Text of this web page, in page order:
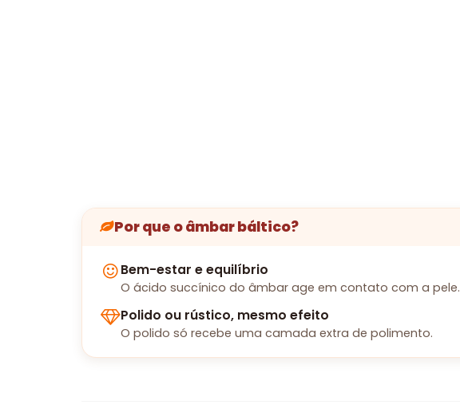
Por que o âmbar báltico?
Bem-estar e equilíbrio
O ácido succínico do âmbar age em contato com a pele.
Polido ou rústico, mesmo efeito
O polido só recebe uma camada extra de polimento.